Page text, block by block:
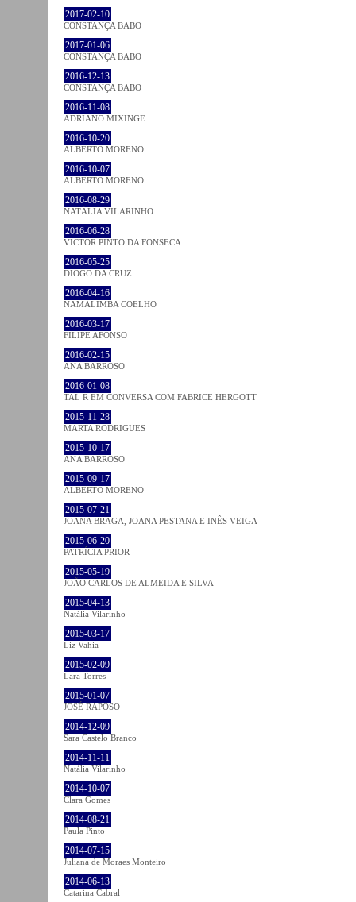
2017-02-10
CONSTANÇA BABO
2017-01-06
CONSTANÇA BABO
2016-12-13
CONSTANÇA BABO
2016-11-08
ADRIANO MIXINGE
2016-10-20
ALBERTO MORENO
2016-10-07
ALBERTO MORENO
2016-08-29
NATÁLIA VILARINHO
2016-06-28
VICTOR PINTO DA FONSECA
2016-05-25
DIOGO DA CRUZ
2016-04-16
NAMALIMBA COELHO
2016-03-17
FILIPE AFONSO
2016-02-15
ANA BARROSO
2016-01-08
TAL R EM CONVERSA COM FABRICE HERGOTT
2015-11-28
MARTA RODRIGUES
2015-10-17
ANA BARROSO
2015-09-17
ALBERTO MORENO
2015-07-21
JOANA BRAGA, JOANA PESTANA E INÊS VEIGA
2015-06-20
PATRÍCIA PRIOR
2015-05-19
JOÃO CARLOS DE ALMEIDA E SILVA
2015-04-13
Natália Vilarinho
2015-03-17
Liz Vahia
2015-02-09
Lara Torres
2015-01-07
JOSÉ RAPOSO
2014-12-09
Sara Castelo Branco
2014-11-11
Natália Vilarinho
2014-10-07
Clara Gomes
2014-08-21
Paula Pinto
2014-07-15
Juliana de Moraes Monteiro
2014-06-13
Catarina Cabral